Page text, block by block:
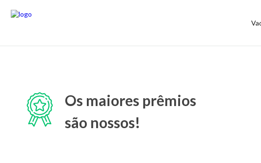
Os maiores prêmios
são nossos!